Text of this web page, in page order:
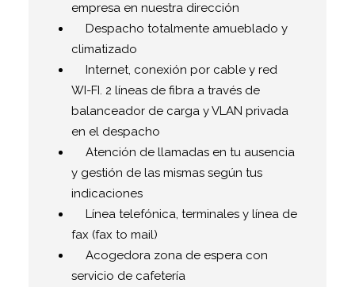
empresa en nuestra dirección
Despacho totalmente amueblado y
climatizado
Internet, conexión por cable y red
WI-FI. 2 líneas de fibra a través de
balanceador de carga y VLAN privada
en el despacho
Atención de llamadas en tu ausencia
y gestión de las mismas según tus
indicaciones
Línea telefónica, terminales y línea de
fax (fax to mail)
Acogedora zona de espera con
servicio de cafetería